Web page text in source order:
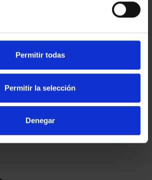
Permitir todas
Permitir la selección
Denegar
3
PROVINCIA 4
registrados